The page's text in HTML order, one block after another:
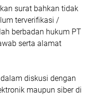
surat bahkan tidak
terverifikasi /
berbadan hukum PT
serta alamat
diskusi dengan
maupun siber di